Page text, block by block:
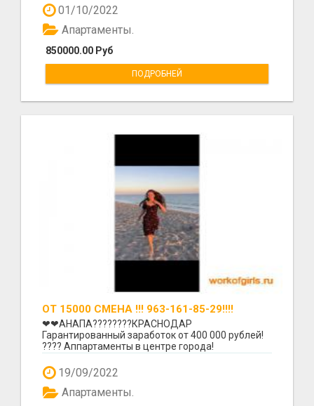
01/10/2022
850000.00 Руб
Апартаменты.
ПОДРОБНЕЙ
ОТ 15000 СМЕНА !!! 963-161-85-29!!!!
❤❤АНАПА????????КРАСНОДАР
Гарантированный заработок от 400 000 рублей!
???? Аппартаменты в центре города!
19/09/2022
Апартаменты.